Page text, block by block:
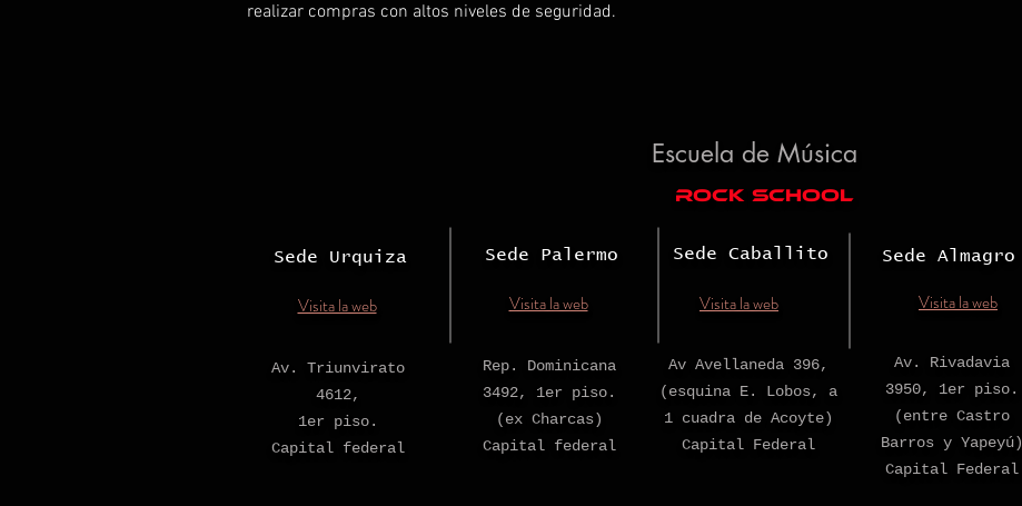
realizar compras con altos niveles de seguridad.
Escuela de Música
rock school
Sede Urquiza Sede Palermo Sede Caballito Sede Almagro
Visita la web Visita la web Visita la web Visita la web
Av. Triunvirato
4612,
1er piso.
Capital federal
Rep. Dominicana
3492, 1er piso.
(ex Charcas)
Capital federal
Av Avellaneda 396,
(esquina E. Lobos, a
1 cuadra de Acoyte)
Capital Federal
Av. Rivadavia
3950, 1er piso.
(entre Castro
Barros y Yapeyú)
Capital Federal